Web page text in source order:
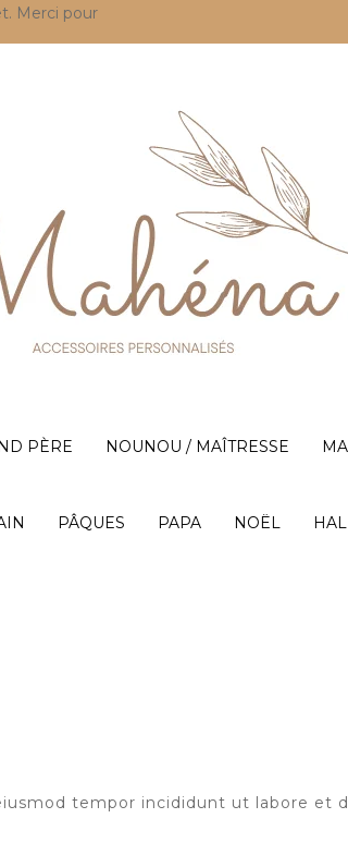
Merci pour
PÈRE NOUNOU / MAÎTRESSE
PÂQUES PAPA NOËL
tempor incididunt ut labore et